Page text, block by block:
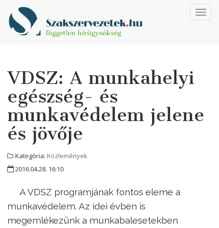
VDSZ: A munkahelyi
egészség- és
munkavédelem jelene
és jövője
Kategória: Közlemények
2016.04.28. 16:10
A VDSZ programjának fontos eleme a
munkavédelem. Az idei évben is
megemlékezünk a munkabalesetekben